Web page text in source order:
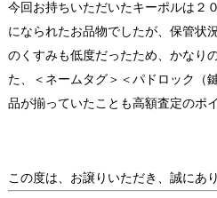
今回お持ちいただいたキーポルは２
になられたお品物でしたが、保管状
のくすみも低度だったため、かなり
た、＜ネームタグ＞＜パドロック（
品が揃っていたことも高額査定のポ
この度は、お譲りいただき、誠にあ